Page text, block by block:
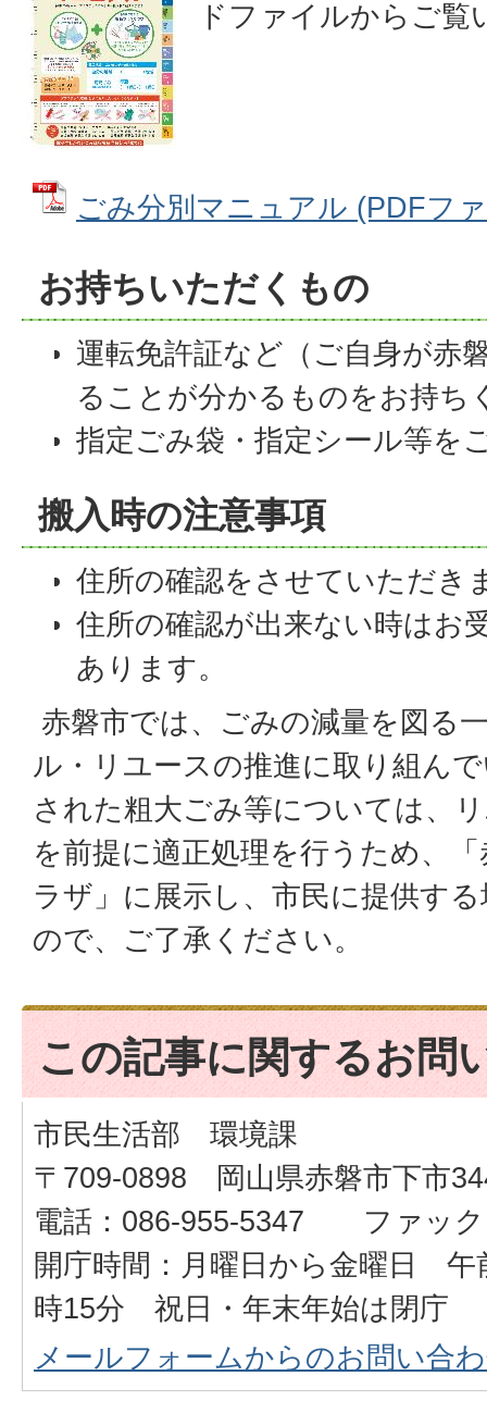
ドファイルからご覧
ごみ分別マニュアル (PDFフ
お持ちいただくもの
運転免許証など（ご自身が赤
ることが分かるものをお持ち
指定ごみ袋・指定シール等を
搬入時の注意事項
住所の確認をさせていただき
住所の確認が出来ない時はお
あります。
赤磐市では、ごみの減量を図る
ル・リユースの推進に取り組ん
された粗大ごみ等については、
を前提に適正処理を行うため、
ラザ」に展示し、市民に提供す
ので、ご了承ください。
この記事に関するお問
市民生活部 環境課
〒709-0898 岡山県赤磐市下市
電話：086-955-5347 ファック
開庁時間：月曜日から金曜日 午
時15分 祝日・年末年始は閉庁
メールフォームからのお問い合